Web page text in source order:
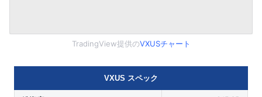
TradingView提供のVXUSチャート
VXUS スペック